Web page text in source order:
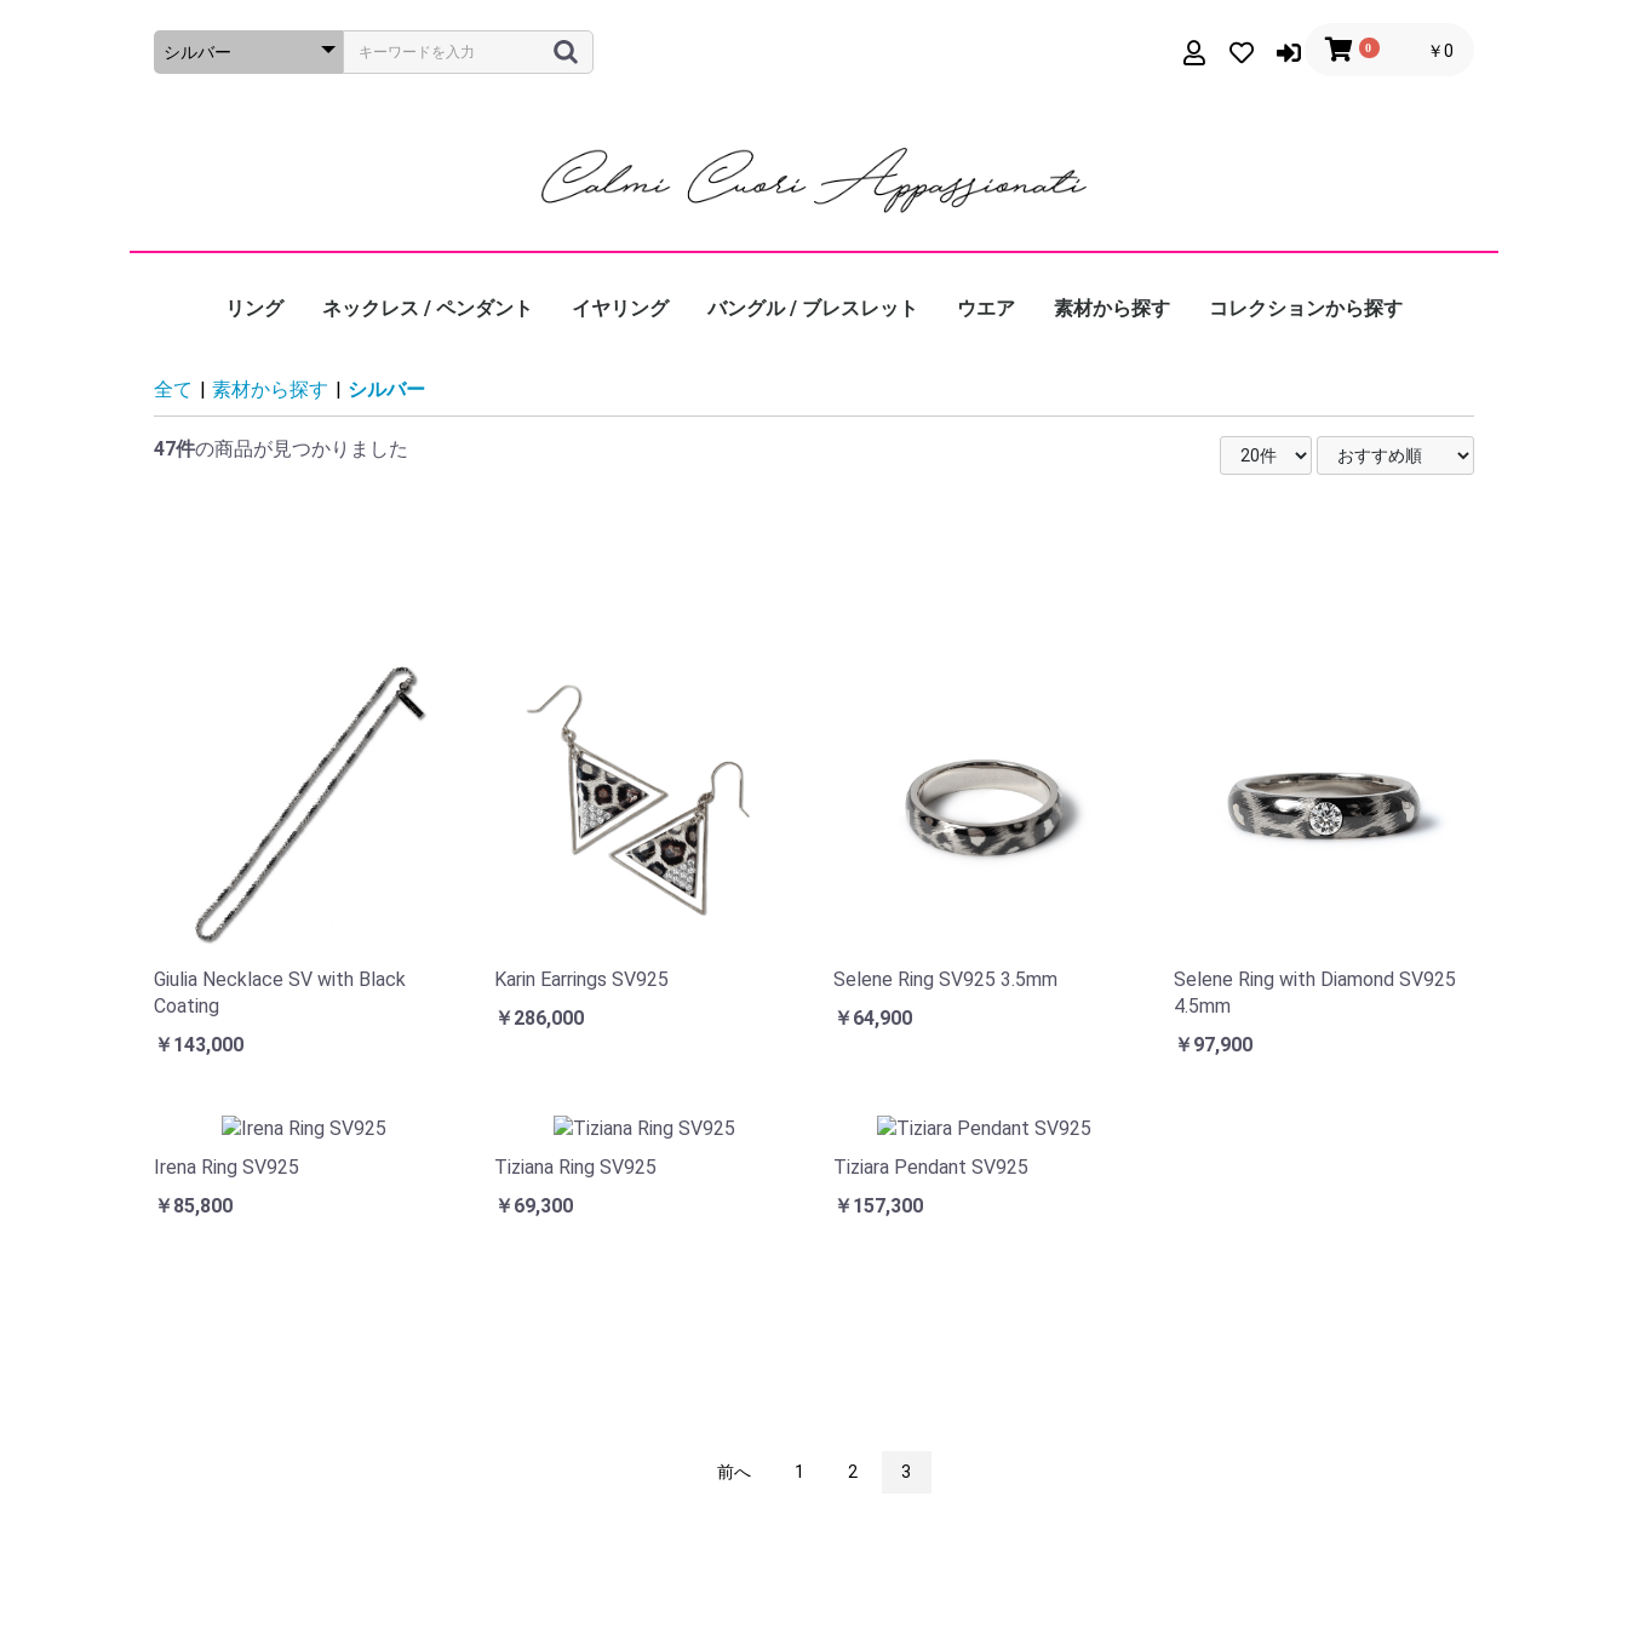
0 ￥0
リング ネックレス / ペンダント イヤリング バングル / ブレスレット ウエア 素材から探す コレクションから探す
全て 素材から探す シルバー
47件の商品が見つかりました
Giulia Necklace SV with Black
Coating
￥143,000
Karin Earrings SV925
￥286,000
Selene Ring SV925 3.5mm
￥64,900
Selene Ring with Diamond SV925
4.5mm
￥97,900
Irena Ring SV925
￥85,800
Tiziana Ring SV925
￥69,300
Tiziara Pendant SV925
￥157,300
前へ 1 2 3